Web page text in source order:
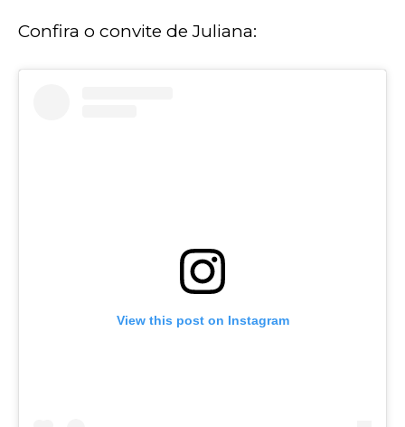
Confira o convite de Juliana:
View this post on Instagram